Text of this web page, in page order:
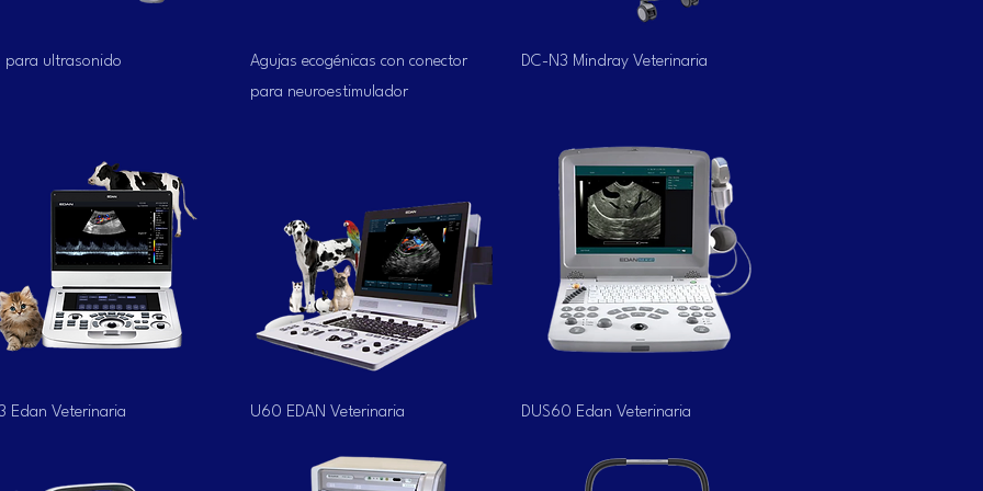
Vista rápida
para ultrasonido Vista rápida
Agujas ecogénicas con conector
para neuroestimulador
Vista rápida
DC-N3 Mindray Veterinaria
Vista rápida
Edan Veterinaria Vista rápida
U60 EDAN Veterinaria Vista rápida
DUS60 Edan Veterinaria